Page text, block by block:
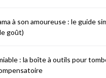
à son amoureuse : le guide
goût)
: la boîte à outils pour